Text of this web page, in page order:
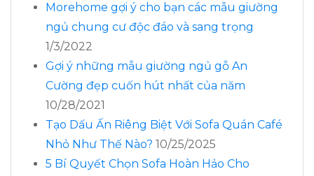
Morehome gợi ý cho bạn các mẫu giường
ngủ chung cư độc đáo và sang trọng
1/3/2022
Gợi ý những mẫu giường ngủ gỗ An
Cường đẹp cuốn hút nhất của năm
10/28/2021
Tạo Dấu Ấn Riêng Biệt Với Sofa Quán Café
Nhỏ Như Thế Nào? 10/25/2025
5 Bí Quyết Chọn Sofa Hoàn Hảo Cho